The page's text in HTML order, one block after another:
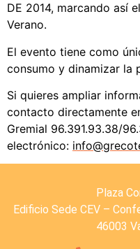
DE 2014, marcando así
Verano.
El evento tiene como
consumo y dinamizar la
Si quieres ampliar
contacto directamente
Gremial 96.391.93.38/
electrónico:
Plaza
Edificio Sede CEV –
46003